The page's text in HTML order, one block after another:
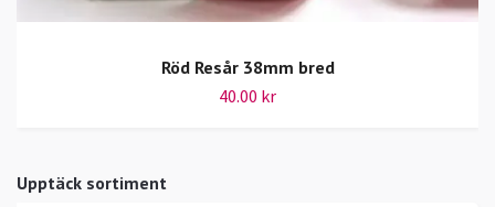
Upptäck sortiment
Röd Resår 38mm bred
40.00 kr